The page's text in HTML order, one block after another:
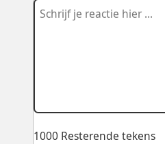
1000 Resterende tekens